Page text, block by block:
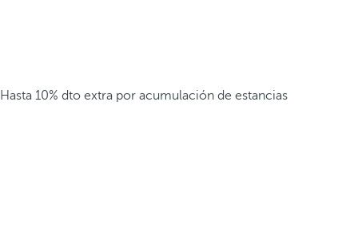
Hasta 10% dto extra por acumulación de estancias